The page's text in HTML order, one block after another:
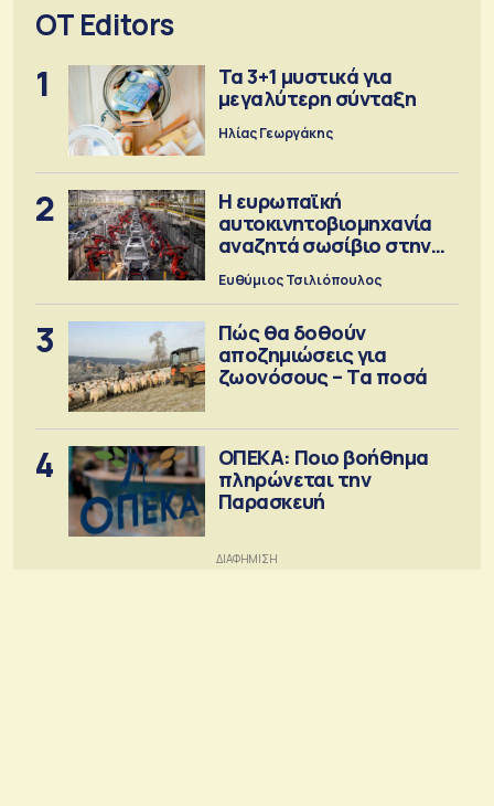
OT Editors
1
Τα 3+1 μυστικά για
μεγαλύτερη σύνταξη
Ηλίας Γεωργάκης
2
Η ευρωπαϊκή
αυτοκινητοβιομηχανία
αναζητά σωσίβιο στην
Κίνα
Ευθύμιος Τσιλιόπουλος
3
Πώς θα δοθούν
αποζημιώσεις για
ζωονόσους – Τα ποσά
4
ΟΠΕΚΑ: Ποιο βοήθημα
πληρώνεται την
Παρασκευή